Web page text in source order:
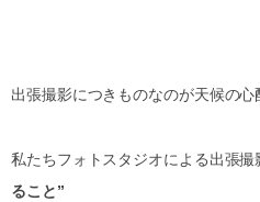
出張撮影につきものなのが天候の心
私たちフォトスタジオによる出張撮
ること”